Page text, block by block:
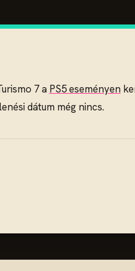
7 a PS5 eseményen
dátum még nincs.